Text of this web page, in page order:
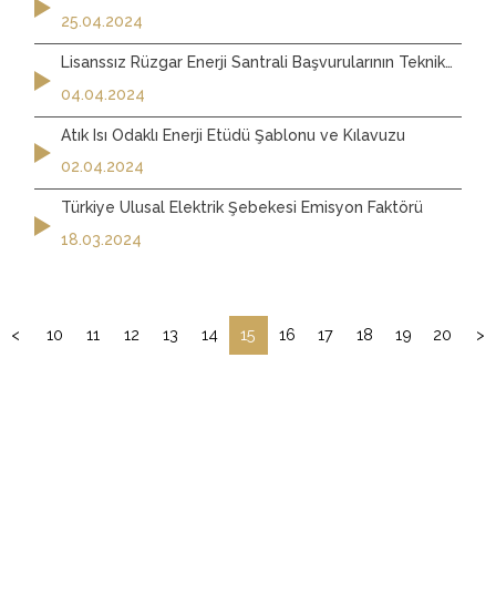
Yarışması Duyurusu
25.04.2024
Lisanssız Rüzgar Enerji Santrali Başvurularının Teknik
Değerlendirme Sonuçları - Mart 2024
04.04.2024
Atık Isı Odaklı Enerji Etüdü Şablonu ve Kılavuzu
02.04.2024
Türkiye Ulusal Elektrik Şebekesi Emisyon Faktörü
18.03.2024
< 10 11 12 13 14 15 16 17 18 19 20 >